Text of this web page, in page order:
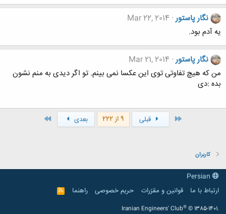
نگار پاستور Mar 22, 2014
یه آدم بود.
نگار پاستور Mar 21, 2014
من که هیچ تفاوتی توی این عکسا نمی بینم. تو اگر دیدی به منم نشون
بده :دی
اول قبلی 9 از 222 بعدی
کاربران
ارتباط با ما
قوانین و مقرّرات حریم خصوصی راهنما
R
S
Iranian Engineers' Club® © 1385-1401.